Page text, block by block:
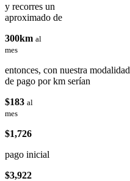
y recorres un
aproximado de
300km al
mes
entonces, con nuestra modalidad
de pago por km serían
$183 al
mes
$1,726
pago inicial
$3,922